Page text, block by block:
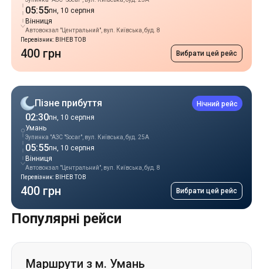
05:55пн, 10 серпня
Вінниця
Автовокзал "Центральний", вул. Київська, буд. 8
Перевізник: ВІНЕВ ТОВ
400 грн Вибрати цей рейс
Пізне прибуття Нічний рейс
02:30пн, 10 серпня
Умань
Зупинка "АЗС "Socar", вул. Київська, буд. 25А
05:55пн, 10 серпня
Вінниця
Автовокзал "Центральний", вул. Київська, буд. 8
Перевізник: ВІНЕВ ТОВ
400 грн Вибрати цей рейс
Популярні рейси
Маршрути з м. Умань